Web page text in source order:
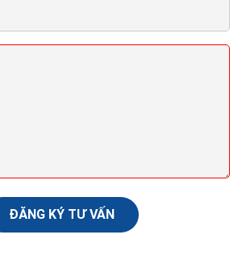
ĐĂNG KÝ TƯ VẤN